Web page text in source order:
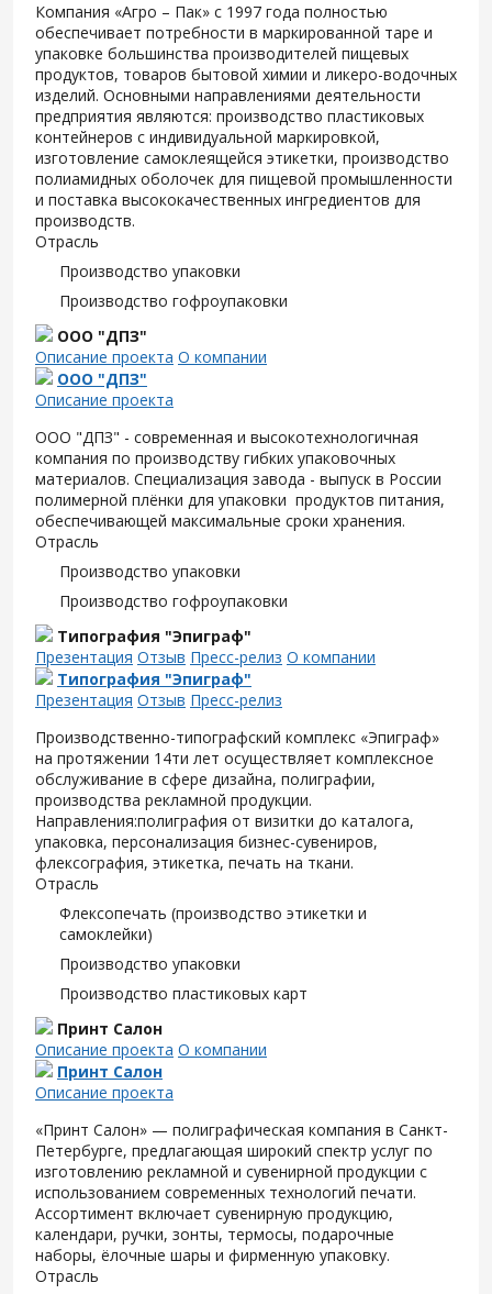
Компания «Агро – Пак» с 1997 года полностью
обеспечивает потребности в маркированной таре и
упаковке большинства производителей пищевых
продуктов, товаров бытовой химии и ликеро-водочных
изделий. Основными направлениями деятельности
предприятия являются: производство пластиковых
контейнеров с индивидуальной маркировкой,
изготовление самоклеящейся этикетки, производство
полиамидных оболочек для пищевой промышленности
и поставка высококачественных ингредиентов для
производств.
Отрасль
Производство упаковки
Производство гофроупаковки
ООО "ДПЗ"
Описание проекта О компании
ООО "ДПЗ"
Описание проекта
ООО "ДПЗ" - современная и высокотехнологичная
компания по производству гибких упаковочных
материалов. Специализация завода - выпуск в России
полимерной плёнки для упаковки продуктов питания,
обеспечивающей максимальные сроки хранения.
Отрасль
Производство упаковки
Производство гофроупаковки
Типография "Эпиграф"
Презентация Отзыв Пресс-релиз О компании
Типография "Эпиграф"
Презентация Отзыв Пресс-релиз
Производственно-типографский комплекс «Эпиграф»
на протяжении 14ти лет осуществляет комплексное
обслуживание в сфере дизайна, полиграфии,
производства рекламной продукции.
Направления:полиграфия от визитки до каталога,
упаковка, персонализация бизнес-сувениров,
флексография, этикетка, печать на ткани.
Отрасль
Флексопечать (производство этикетки и
самоклейки)
Производство упаковки
Производство пластиковых карт
Принт Салон
Описание проекта О компании
Принт Салон
Описание проекта
«Принт Салон» — полиграфическая компания в Санкт-
Петербурге, предлагающая широкий спектр услуг по
изготовлению рекламной и сувенирной продукции с
использованием современных технологий печати.
Ассортимент включает сувенирную продукцию,
календари, ручки, зонты, термосы, подарочные
наборы, ёлочные шары и фирменную упаковку.
Отрасль